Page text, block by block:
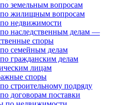
земельным вопросам
жилищным вопросам
недвижимости
наследственным делам —
споры
семейным делам
гражданским делам
лицам
споры
строительному подряду
договорам поставки